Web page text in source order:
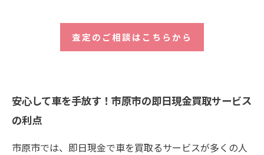
査定のご相談はこちらから
安心して車を手放す！市原市の即日現金買取サービス
の利点
市原市では、即日現金で車を買取るサービスが多くの人